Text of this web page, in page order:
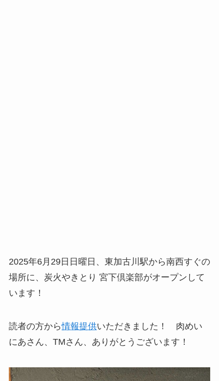
2025年6月29日日曜日、東加古川駅から南西すぐの
場所に、炭火やきとり 宮下倶楽部がオープンして
います！
読者の方から情報提供いただきました！ 肉めい
にあさん、TMさん、ありがとうございます！